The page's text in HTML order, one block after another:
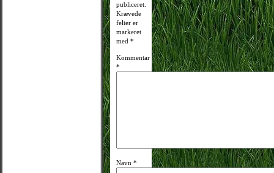
publiceret.
Krævede
felter er
markeret
med *
Kommentar
*
Navn *